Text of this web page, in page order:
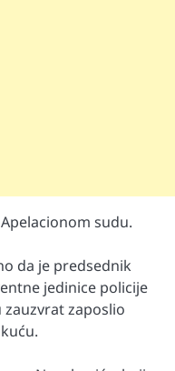
sudu.
da je predsednik
jedinice policije
zaposlio